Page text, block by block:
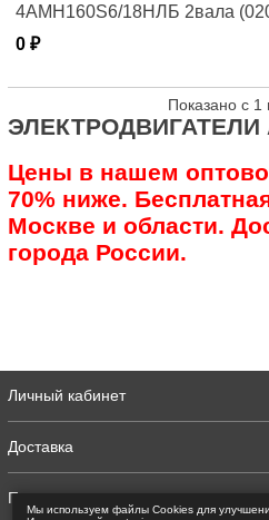
4АМН160S6/18НЛБ 2вала
0 ₽
Показано с 1
ЭЛЕКТРОДВИГАТЕЛИ
Цены в нашем
70% ниже.
Москве и области.
города России.
Личный кабинет
Доставка
Полная версия
Мы используем файлы Сookies для